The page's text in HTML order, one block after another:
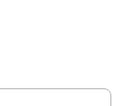
す。
の収入、勤続年数、